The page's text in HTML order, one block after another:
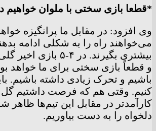
*قطعا بازی سختی با ملوان
وی افزود:‌ در مقابل ما پرانگیزه
می‌خواهند راه را به شکلی ادامه
بیشتری بگیرند. در ۴-۵
و قطعاً بازی سختی برای ما خواهد
باشیم و تحرک زیادی داشته باشیم.
کنیم. وقتی هم که فرصت داشتیم گل
کارآمدتر در مقابل این تیم‌ها ظاهر
دلخواه را به دست بیاوریم.